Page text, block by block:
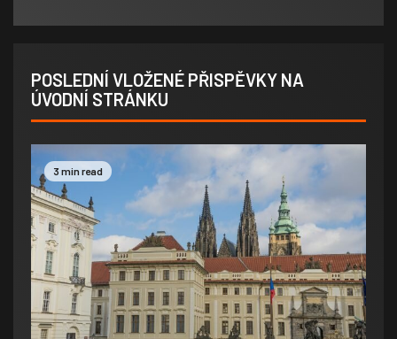
POSLEDNÍ VLOŽENÉ PŘISPĚVKY NA
ÚVODNÍ STRÁNKU
3 min read